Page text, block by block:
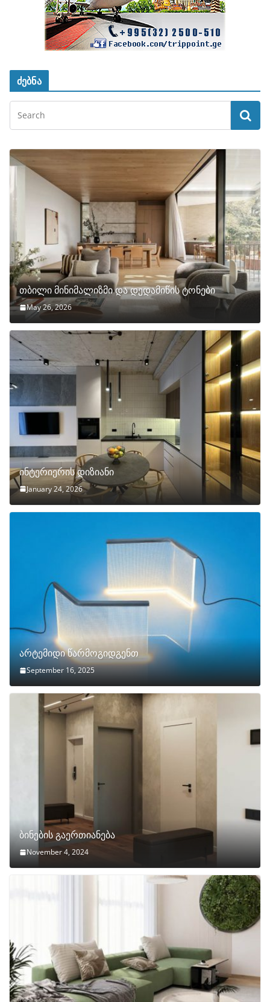
ძებნა
თბილი მინიმალიზმი და დედამიწის ტონები
May 26, 2026
ინტერიერის დიზიანი
January 24, 2026
არტემიდი წარმოგიდგენთ
September 16, 2025
ბინების გაერთიანება
November 4, 2024